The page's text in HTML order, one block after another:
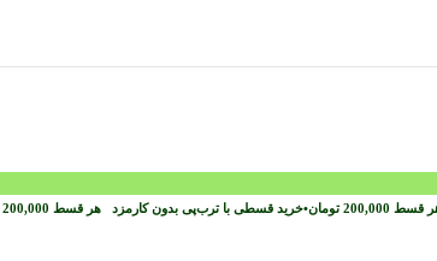
قسط 200,000 تومان•خرید قسطی با ترب‌پی بدون کارمزد هر قسط 200,000